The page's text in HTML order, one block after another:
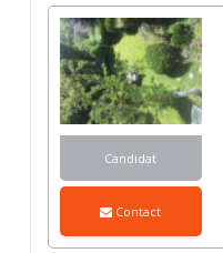
Candidat
Contact